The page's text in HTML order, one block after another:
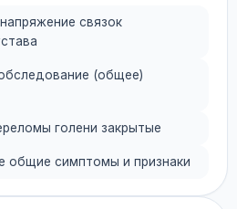
связок
(общее)
голени закрытые
общие симптомы и признаки